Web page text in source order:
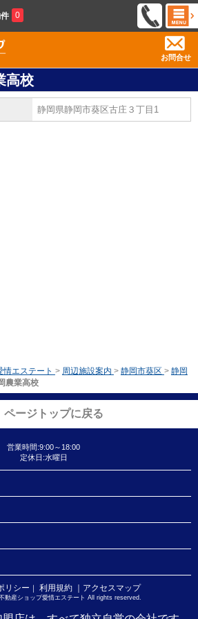
0
お問合せ
高校
静岡県静岡市葵区古庄３丁目1
情エステート > 周辺施設案内 > 静岡市葵区 > 静岡
農業高校
ページトップに戻る
営業時間:9:00～18:00
定休日:水曜日
リシー ｜ 利用規約 ｜アクセスマップ
動産ショップ愛情エステート All rights reserved.